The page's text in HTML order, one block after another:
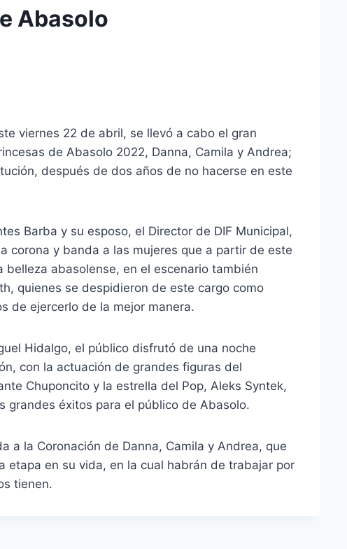
Abasolo
viernes 22 de abril, se llevó a cabo el gran
de Abasolo 2022, Danna, Camila y Andrea;
después de dos años de no hacerse en este
Barba y su esposo, el Director de DIF Municipal,
corona y banda a las mujeres que a partir de este
abasolense, en el escenario también
quienes se despidieron de este cargo como
de ejercerlo de la mejor manera.
Hidalgo, el público disfrutó de una noche
con la actuación de grandes figuras del
Chuponcito y la estrella del Pop, Aleks Syntek,
grandes éxitos para el público de Abasolo.
a la Coronación de Danna, Camila y Andrea, que
etapa en su vida, en la cual habrán de trabajar por
tienen.